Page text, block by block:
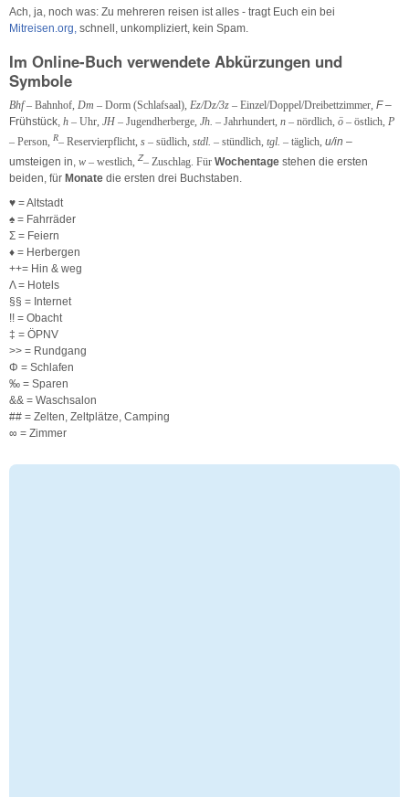
Ach, ja, noch was: Zu mehreren reisen ist alles - tragt Euch ein bei
Mitreisen.org, schnell, unkompliziert, kein Spam.
Im Online-Buch verwendete Abkürzungen und
Symbole
Bhf– Bahnhof, Dm – Dorm (Schlafsaal), Ez/Dz/3z – Einzel/Doppel/Dreibettzimmer, F –
Frühstück, h – Uhr, JH – Jugendherberge, Jh. – Jahrhundert, n – nördlich, ö – östlich, P
– Person, R– Reservierpflicht, s – südlich, stdl. – stündlich, tgl. – täglich, u/in –
umsteigen in, w – westlich, Z– Zuschlag. Für Wochentage stehen die ersten
beiden, für Monate die ersten drei Buchstaben.
♥ = Altstadt
♠ = Fahrräder
Σ = Feiern
♦ = Herbergen
++= Hin & weg
Λ = Hotels
§§ = Internet
!! = Obacht
‡ = ÖPNV
>> = Rundgang
Φ = Schlafen
‰ = Sparen
&& = Waschsalon
## = Zelten, Zeltplätze, Camping
∞ = Zimmer